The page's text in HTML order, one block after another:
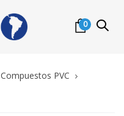
0
Compuestos PVC